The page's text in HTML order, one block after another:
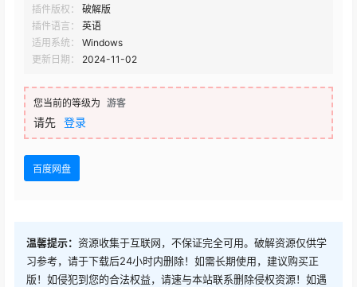
插件版权：
破解版
插件语言：
英语
适用系统：
Windows
更新日期：
2024-11-02
您当前的等级为 游客
请先 登录
百度网盘
温馨提示： 资源收集于互联网，不保证完全可用。破解资源仅供学
习参考，请于下载后24小时内删除！如需长期使用，建议购买正
版！如侵犯到您的合法权益，请速与本站联系删除侵权资源！如遇